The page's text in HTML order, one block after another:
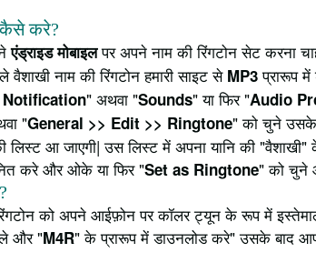
कैसे करे?
एंड्राइड मोबाइलपर अपने नाम की रिंगटोन सेट करना
वैशाखी नाम की रिंगटोन हमारी साइट से MP3प्रारूप
" अथवा "Sounds" या फिर "Audio
"General >> Edit >> Ringtone" को चुने उसके
लिस्ट आ जाएगी| उस लिस्ट में अपना यानि की
करे और ओके या फिर "Set as Ringtone" को चुने
को अपने आईफ़ोन पर कॉलर ट्यून के रूप में
और "M4R" के प्रारूप में डाउनलोड करे" उसके बाद